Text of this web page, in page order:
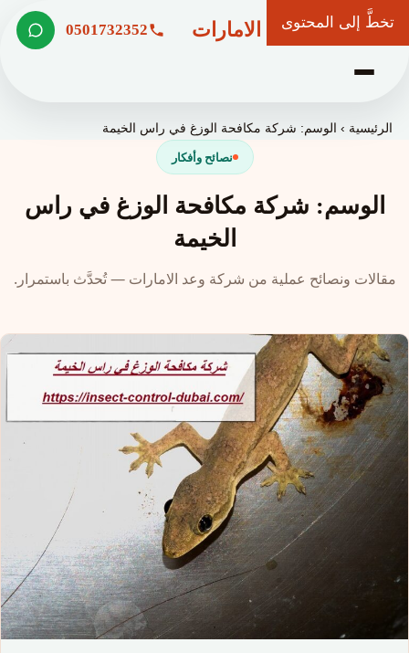
تخطَّ إلى المحتوى
شركة وعد الامارات 0501732352
الرئيسية ›الوسم: شركة مكافحة الوزغ في راس الخيمة
نصائح وأفكار
الوسم: شركة مكافحة الوزغ في راس
الخيمة
مقالات ونصائح عملية من شركة وعد الامارات — تُحدَّث باستمرار.